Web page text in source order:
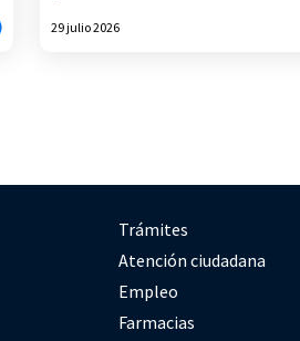
29 julio 2026
Trámites
Atención ciudadana
Empleo
Farmacias